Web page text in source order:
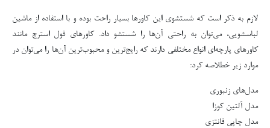
لازم به ذکر است که شستشوی این کاورها بسیار راحت بوده و با استفاده از ماشین
لباسشویی، می‌توان به راحتی آن‌ها را شستشو داد. کاورهای فول استرچ مانند
کاورهای پارچه‌ای انواع مختلفی دارند که رایج‌ترین و محبوب‌ترین آن‌ها را می‌توان در
موارد زیر خطلاصه کرد:
مدل‌های زنبوری
مدل آلتین کوزا
مدل چاپی فانتزی